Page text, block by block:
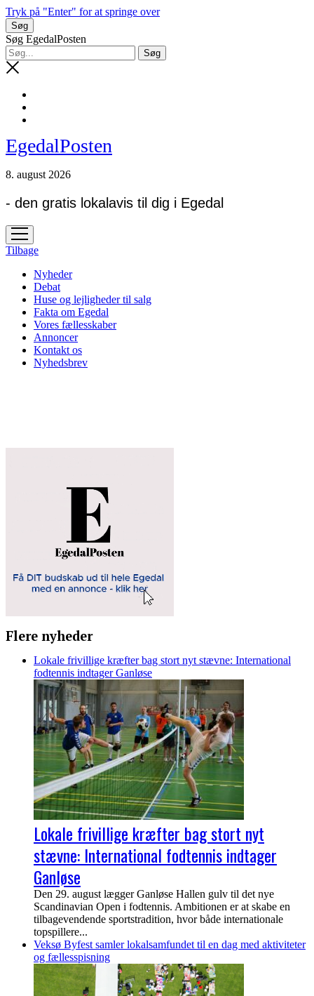
Tryk på "Enter" for at springe over
Søg
Søg EgedalPosten
EgedalPosten
8. august 2026
- den gratis lokalavis til dig i Egedal
open
menu
Tilbage
Nyheder
Debat
Huse og lejligheder til salg
Fakta om Egedal
Vores fællesskaber
Annoncer
Kontakt os
Nyhedsbrev
Flere nyheder
Lokale frivillige kræfter bag stort nyt stævne: International
fodtennis indtager Ganløse
Lokale frivillige kræfter bag stort nyt
stævne: International fodtennis indtager
Ganløse
Den 29. august lægger Ganløse Hallen gulv til det nye
Scandinavian Open i fodtennis. Ambitionen er at skabe en
tilbagevendende sportstradition, hvor både internationale
topspillere...
Veksø Byfest samler lokalsamfundet til en dag med aktiviteter
og fællesspisning